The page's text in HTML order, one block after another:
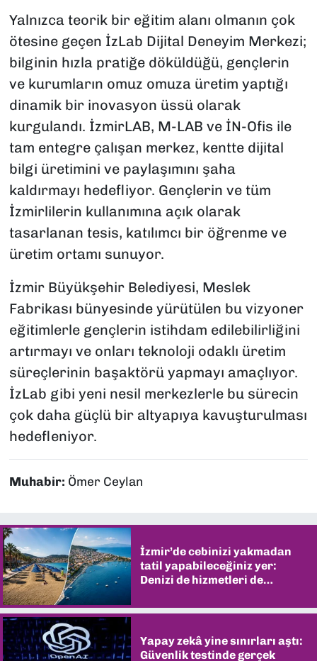
Yalnızca teorik bir eğitim alanı olmanın çok
ötesine geçen İzLab Dijital Deneyim Merkezi;
bilginin hızla pratiğe döküldüğü, gençlerin
ve kurumların omuz omuza üretim yaptığı
dinamik bir inovasyon üssü olarak
kurgulandı. İzmirLAB, M-LAB ve İN-Ofis ile
tam entegre çalışan merkez, kentte dijital
bilgi üretimini ve paylaşımını şaha
kaldırmayı hedefliyor. Gençlerin ve tüm
İzmirlilerin kullanımına açık olarak
tasarlanan tesis, katılımcı bir öğrenme ve
üretim ortamı sunuyor.
İzmir Büyükşehir Belediyesi, Meslek
Fabrikası bünyesinde yürütülen bu vizyoner
eğitimlerle gençlerin istihdam edilebilirliğini
artırmayı ve onları teknoloji odaklı üretim
süreçlerinin başaktörü yapmayı amaçlıyor.
İzLab gibi yeni nesil merkezlerle bu sürecin
çok daha güçlü bir altyapıya kavuşturulması
hedefleniyor.
Muhabir: Ömer Ceylan
İzmir’de cebinizi yakmadan
tatil yapabileceğiniz yer:
Denizi de hizmetleri de
Yapay zekâ yine sınırları aştı:
Güvenlik testinde gerçek